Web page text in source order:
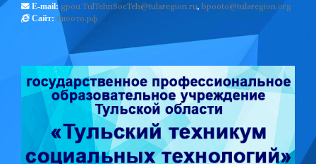
E-mail: gpou.TulTehnSocTeh@tularegion.ru, bpooto@tularegion.org
Сайт: бпоото.рф